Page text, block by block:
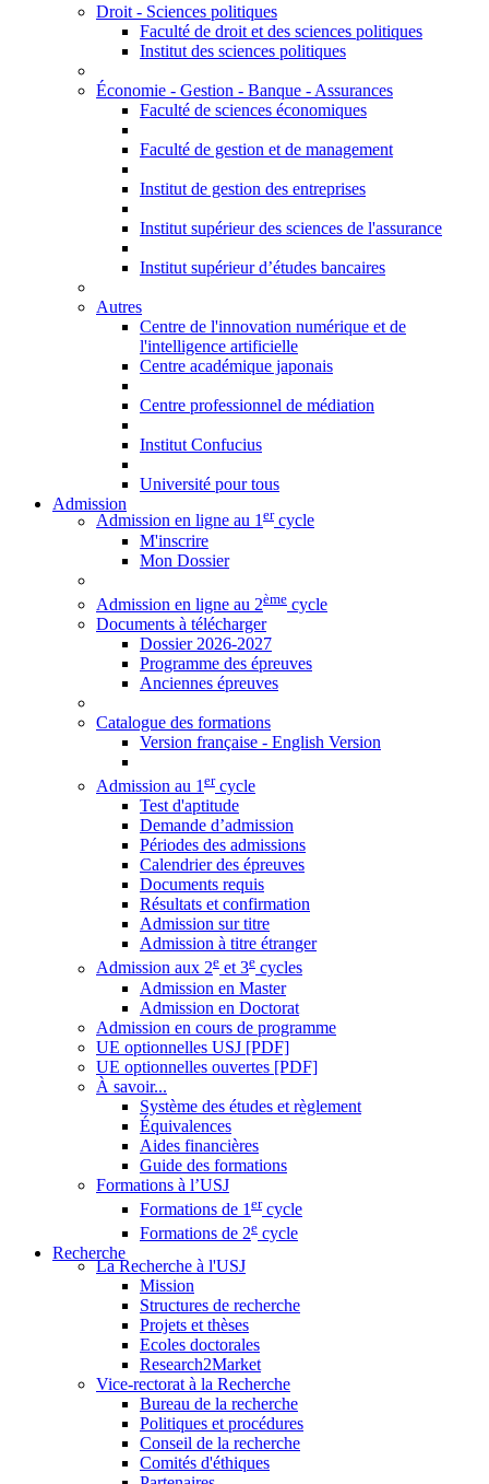
Droit - Sciences politiques
Faculté de droit et des sciences politiques
Institut des sciences politiques
Économie - Gestion - Banque - Assurances
Faculté de sciences économiques
Faculté de gestion et de management
Institut de gestion des entreprises
Institut supérieur des sciences de l'assurance
Institut supérieur d’études bancaires
Autres
Centre de l'innovation numérique et de
l'intelligence artificielle
Centre académique japonais
Centre professionnel de médiation
Institut Confucius
Université pour tous
Admission
Admission en ligne au 1ercycle
M'inscrire
Mon Dossier
Admission en ligne au 2ème cycle
Documents à télécharger
Dossier 2026-2027
Programme des épreuves
Anciennes épreuves
Catalogue des formations
Version française - English Version
Admission au 1 ercycle
Test d'aptitude
Demande d’admission
Périodes des admissions
Calendrier des épreuves
Documents requis
Résultats et confirmation
Admission sur titre
Admission à titre étranger
Admission aux 2e et 3e cycles
Admission en Master
Admission en Doctorat
Admission en cours de programme
UE optionnelles USJ [PDF]
UE optionnelles ouvertes [PDF]
À savoir...
Système des études et règlement
Équivalences
Aides financières
Guide des formations
Formations à l’USJ
Formations de 1 ercycle
Formations de 2e cycle
Recherche
La Recherche à l'USJ
Mission
Structures de recherche
Projets et thèses
Ecoles doctorales
Research2Market
Vice-rectorat à la Recherche
Bureau de la recherche
Politiques et procédures
Conseil de la recherche
Comités d'éthiques